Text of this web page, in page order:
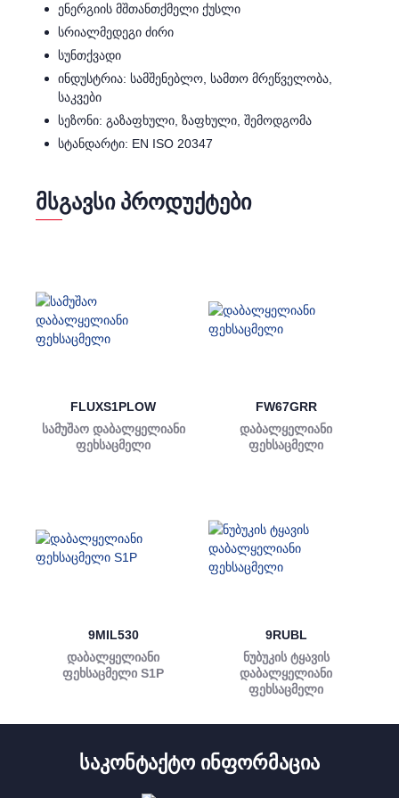
ენერგიის მშთანთქმელი ქუსლი
სრიალმედეგი ძირი
სუნთქვადი
ინდუსტრია: სამშენებლო, სამთო მრეწველობა,
საკვები
სეზონი: გაზაფხული, ზაფხული, შემოდგომა
სტანდარტი: EN ISO 20347
ᲛᲡᲒᲐᲕᲡᲘ ᲞᲠᲝᲓᲣᲥᲢᲔᲑᲘ
FLUXS1PLOW
სამუშაო დაბალყელიანი
ფეხსაცმელი
FW67GRR
დაბალყელიანი
ფეხსაცმელი
9MIL530
დაბალყელიანი
ფეხსაცმელი S1P
9RUBL
ნუბუკის ტყავის
დაბალყელიანი
ფეხსაცმელი
ᲡᲐᲙᲝᲜᲢᲐᲥᲢᲝ ᲘᲜᲤᲝᲠᲛᲐᲪᲘᲐ